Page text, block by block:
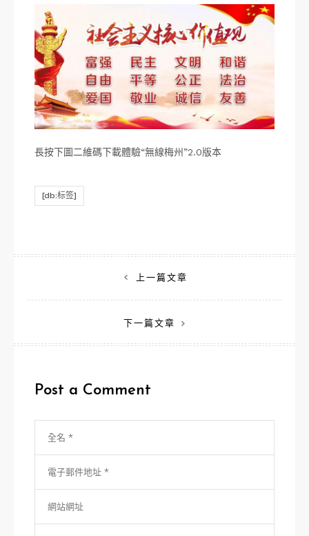
長按下圖二維碼下載體驗“無線梅州”2.0版本
[db:标签]
章
上一篇文章
下一篇文章
Post a Comment